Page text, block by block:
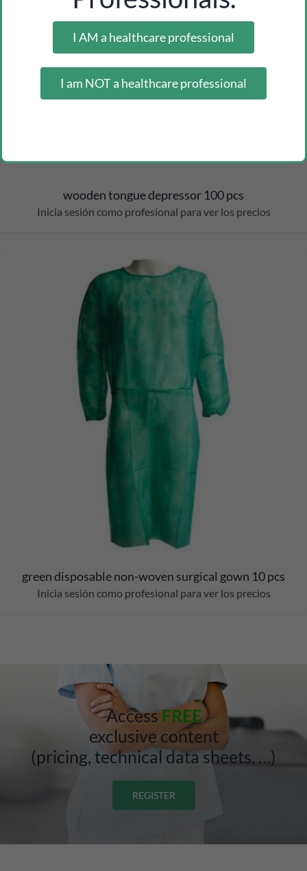
wooden tongue depressor 100 pcs
Inicia sesión como profesional para ver los precios
green disposable non-woven surgical gown 10 pcs
Inicia sesión como profesional para ver los precios
AccessFREE
exclusive content
(pricing, technical data sheets, …)
REGISTER
I AM a healthcare professional
I am NOT a healthcare professional